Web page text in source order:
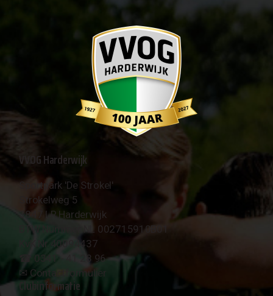
VVOG Harderwijk
Sportpark 'De Strokel'
Strokelweg 5
3847 LR Harderwijk
BTW Nummer NL 002715910B01
KvK Nr 40094437
☎︎ 0341 - 41 28 96
✉︎ Contactformulier
Clubinformatie